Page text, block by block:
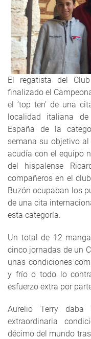
El regatista del
finalizado el
el ‘top ten’ de una
localidad italiana
España de la
semana su objetivo
acudía con el equipo
del hispalense
compañeros en el
Buzón ocupaban los
de una cita
esta categoría.
Un total de 12
cinco jornadas de un
unas condiciones
y frío o todo lo
esfuerzo extra por
Aurelio Terry
extraordinaria
décimo del mundo